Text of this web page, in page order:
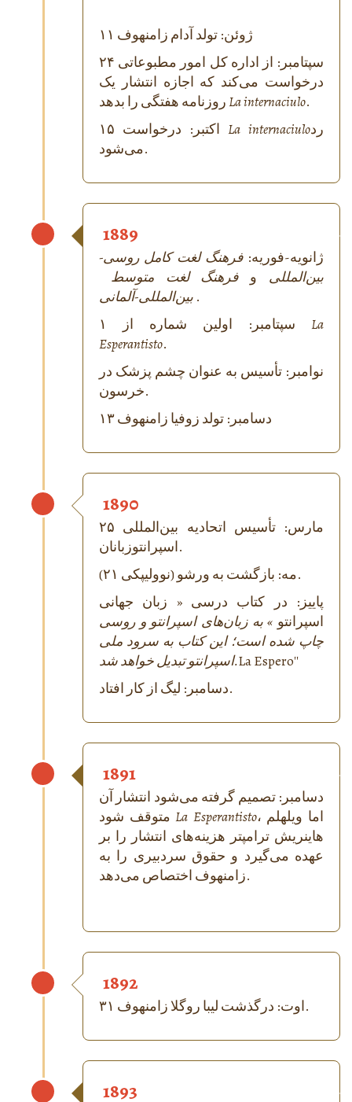
۱۱ ژوئن: تولد آدام زامنهوف
۲۴ سپتامبر: از اداره کل امور مطبوعاتی
درخواست می‌کند که اجازه انتشار یک
La internaciulo.
La internaciuloرد
می‌شود.
1889
ژانویه-فوریه:فرهنگ لغت کامل روسی-
بین‌المللی وفرهنگ لغت متوسط ​​
.
La
Esperantisto.
نوامبر: تأسیس به عنوان چشم پزشک در
خرسون.
۱۳ دسامبر: تولد زوفیا زامنهوف
1890
۲۵ مارس: تأسیس اتحادیه بین‌المللی
اسپرانتوزبانان.
مه: بازگشت به ورشو (نوولیپکی ۲۱).
پاییز: در کتاب درسی « زبان جهانی
اسپرانتو » به زبان‌های اسپرانتو و روسی
چاپ شده است؛ این کتاب به سرود ملی
اسپرانتو تبدیل خواهد شد.La Espero''
دسامبر: لیگ از کار افتاد.
1891
دسامبر: تصمیم گرفته می‌شود انتشار آن
متوقف شودLa Esperantisto، اما ویلهلم
هاینریش ترامپتر هزینه‌های انتشار را بر
عهده می‌گیرد و حقوق سردبیری را به
زامنهوف اختصاص می‌دهد.
1892
۳۱ اوت: درگذشت لیبا روگلا زامنهوف.
1893